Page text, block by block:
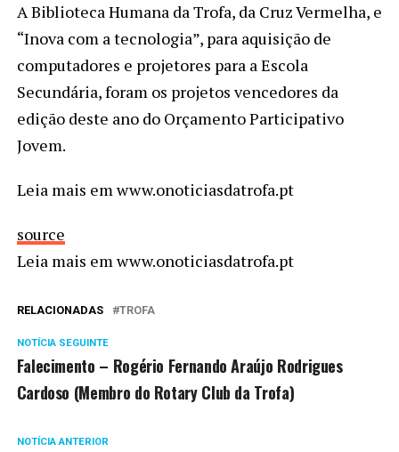
A Biblioteca Humana da Trofa, da Cruz Vermelha, e
“Inova com a tecnologia”, para aquisição de
computadores e projetores para a Escola
Secundária, foram os projetos vencedores da
edição deste ano do Orçamento Participativo
Jovem.
Leia mais em www.onoticiasdatrofa.pt
source
Leia mais em www.onoticiasdatrofa.pt
RELACIONADAS TROFA
NOTÍCIA SEGUINTE
Falecimento – Rogério Fernando Araújo Rodrigues
Cardoso (Membro do Rotary Club da Trofa)
NOTÍCIA ANTERIOR